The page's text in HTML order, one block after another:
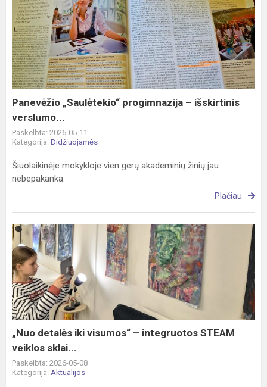
„Saulėtekio“
progimnazija
–
išskirtinis
verslumo...
Panevėžio „Saulėtekio“ progimnazija – išskirtinis
verslumo...
Paskelbta: 2026-05-11
Kategorija: Didžiuojamės
Šiuolaikinėje mokykloje vien gerų akademinių žinių jau
nebepakanka.
Plačiau
„Nuo
detalės
iki
visumos“
–
integruotos
STEAM
veiklos
sklai...
„Nuo detalės iki visumos“ – integruotos STEAM
veiklos sklai...
Paskelbta: 2026-05-08
Kategorija: Aktualijos